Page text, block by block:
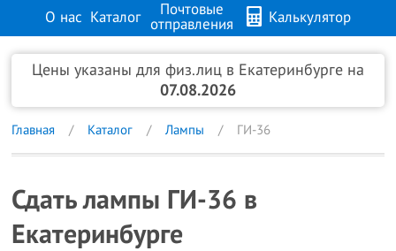
О нас Каталог
Почтовые
отправления
Калькулятор
Продажа металлов FAQ Контакты
Цены указаны для физ.лиц в Екатеринбурге на
07.08.2026
Главная Каталог Лампы ГИ-36
Сдать лампы ГИ-36 в
Екатеринбурге